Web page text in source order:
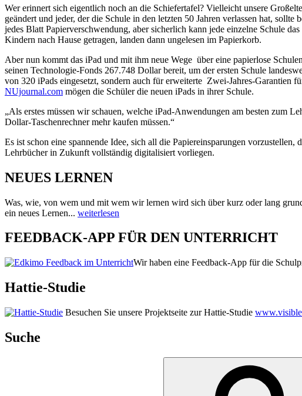
Wer erinnert sich eigentlich noch an die Schiefertafel? Vielleicht unsere
geändert und jeder, der die Schule in den letzten 50 Jahren verlassen hat,
jedes Blatt Papierverschwendung, aber sicherlich kann jede einzelne Schule
Kindern nach Hause getragen, landen dann ungelesen im Papierkorb.
Aber nun kommt das iPad und mit ihm neue Wege über eine papierlose
seinen Technologie-Fonds 267.748 Dollar bereit, um der ersten Schule
von 320 iPads eingesetzt, sondern auch für erweiterte Zwei-Jahres-
NUjournal.com mögen die Schüler die neuen iPads in ihrer Schule.
„Als erstes müssen wir schauen, welche iPad-Anwendungen am besten zum
Dollar-Taschenrechner mehr kaufen müssen.“
Es ist schon eine spannende Idee, sich all die Papiereinsparungen
Lehrbücher in Zukunft vollständig digitalisiert vorliegen.
NEUES LERNEN
Was, wie, von wem und mit wem wir lernen wird sich über kurz oder lang
ein neues Lernen... weiterlesen
FEEDBACK-APP FÜR DEN UNTERRICHT
Wir haben eine Feedback-App für die
Hattie-Studie
Besuchen Sie unsere Projektseite zur Hattie-Studie
Suche